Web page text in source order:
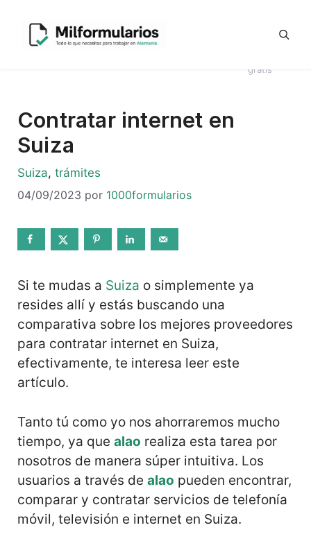
contenido Telegram
#8044
(sin
Revisión
CV en
Kündigung
gratis
Contratar internet en
Suiza
Categorías
Suiza, trámites
04/09/2023 por 1000formularios
Si te mudas a Suiza o simplemente ya
resides allí y estás buscando una
comparativa sobre los mejores proveedores
para contratar internet en Suiza,
efectivamente, te interesa leer este
artículo.
Tanto tú como yo nos ahorraremos mucho
tiempo, ya que alao realiza esta tarea por
nosotros de manera súper intuitiva. Los
usuarios a través de alao pueden encontrar,
comparar y contratar servicios de telefonía
móvil, televisión e internet en Suiza.